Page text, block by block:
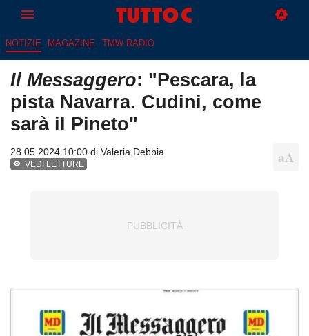
NOTIZIE MAGAZINE TMW RADIO
Il Messaggero: "Pescara, la
pista Navarra. Cudini, come
sarà il Pineto"
28.05.2024 10:00 di Valeria Debbia
VEDI LETTURE